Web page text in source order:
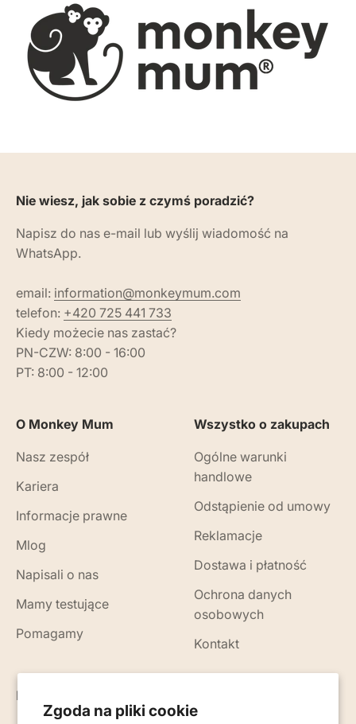
Zgoda na pliki cookie
Nie wiesz, jak sobie z czymś poradzić?
Napisz do nas e-mail lub wyślij wiadomość na
WhatsApp.
email: information@monkeymum.com
telefon: +420 725 441 733
Kiedy możecie nas zastać?
PN-CZW: 8:00 - 16:00
PT: 8:00 - 12:00
O Monkey Mum
Nasz zespół
Kariera
Informacje prawne
Mlog
Napisali o nas
Mamy testujące
Pomagamy
Wszystko o zakupach
Ogólne warunki
handlowe
Odstąpienie od umowy
Reklamacje
Dostawa i płatność
Ochrona danych
osobowych
Kontakt
Nowości, porady i wskazówki na Twój e-mail